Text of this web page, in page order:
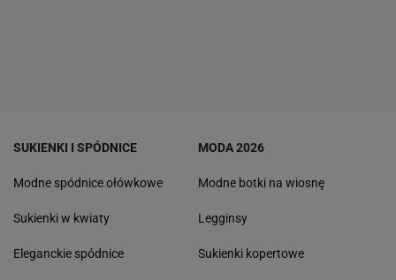
SUKIENKI I SPÓDNICE
Modne spódnice ołówkowe
Sukienki w kwiaty
Eleganckie spódnice
MODA 2026
Modne botki na wiosnę
Legginsy
Sukienki kopertowe